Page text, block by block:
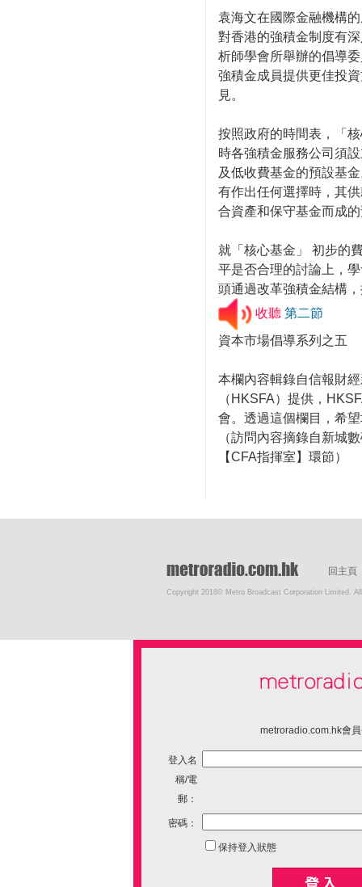
袁海文在國際金融機構
對香港的強積金制度有
析師學會所舉辦的倡導
強積金成員提供更佳投
見。
按照政府的時間表，「
時各強積金服務公司須
及低收費基金的預設基
有作出任何選擇時，其
合資產和保守基金而成
就「核心基金」 初步的
平是否合理的討論上，
頭通過改革強積金結構
收聽 第二節
資本市場倡導系列之五
本欄內容輯錄自信報財
（HKSFA）提供，
會。透過這個欄目，希
（訪問內容摘錄自新城
【CFA指揮室】環節）
回主頁
Copyright 2018© Metro Broadcast Corporation Limited.
metroradio.com.hk會
登入名
稱/電
郵：
密碼：
保持登入狀態